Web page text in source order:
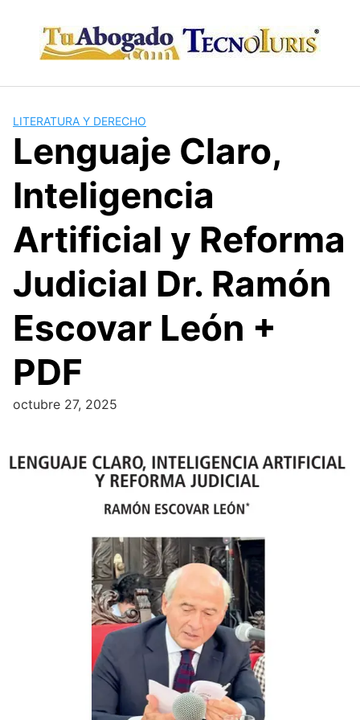
content
LITERATURA Y DERECHO
Lenguaje Claro,
Inteligencia
Artificial y Reforma
Judicial Dr. Ramón
Escovar León +
PDF
octubre 27, 2025